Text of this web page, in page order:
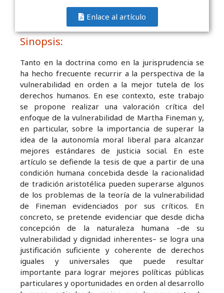
Enlace al artículo
Sinopsis:
Tanto en la doctrina como en la jurisprudencia se
ha hecho frecuente recurrir a la perspectiva de la
vulnerabilidad en orden a la mejor tutela de los
derechos humanos. En ese contexto, este trabajo
se propone realizar una valoración crítica del
enfoque de la vulnerabilidad de Martha Fineman y,
en particular, sobre la importancia de superar la
idea de la autonomía moral liberal para alcanzar
mejores estándares de justicia social. En este
artículo se defiende la tesis de que a partir de una
condición humana concebida desde la racionalidad
de tradición aristotélica pueden superarse algunos
de los problemas de la teoría de la vulnerabilidad
de Fineman evidenciados por sus críticos. En
concreto, se pretende evidenciar que desde dicha
concepción de la naturaleza humana –de su
vulnerabilidad y dignidad inherentes– se logra una
justificación suficiente y coherente de derechos
iguales y universales que puede resultar
importante para lograr mejores políticas públicas
particulares y oportunidades en orden al desarrollo